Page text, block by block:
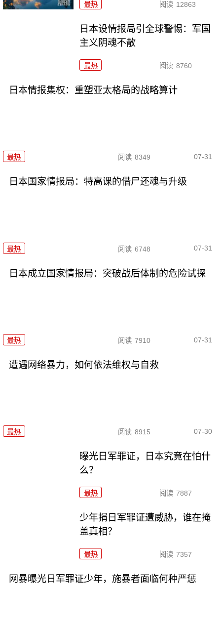
最热 阅读 12863
日本设情报局引全球警惕：军国
主义阴魂不散
最热 阅读 8760
日本情报集权：重塑亚太格局的战略算计
最热 阅读 8349 07-31
日本国家情报局：特高课的借尸还魂与升级
最热 阅读 6748 07-31
日本成立国家情报局：突破战后体制的危险试探
最热 阅读 7910 07-31
遭遇网络暴力，如何依法维权与自救
最热 阅读 8915 07-30
曝光日军罪证，日本究竟在怕什
么？
最热 阅读 7887
少年捐日军罪证遭威胁，谁在掩
盖真相？
最热 阅读 7357
网暴曝光日军罪证少年，施暴者面临何种严惩